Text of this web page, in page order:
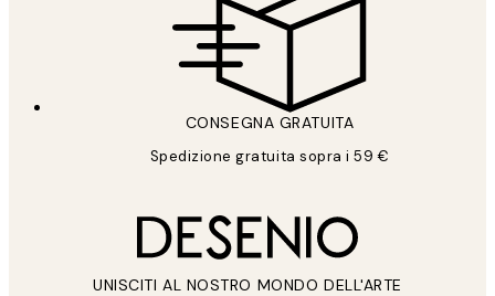
CONSEGNA GRATUITA
Spedizione gratuita sopra i 59 €
UNISCITI AL NOSTRO MONDO DELL'ARTE